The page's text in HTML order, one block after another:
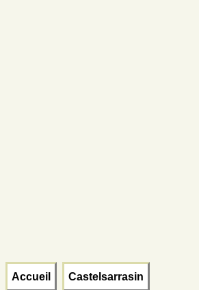
Accueil Castelsarrasin